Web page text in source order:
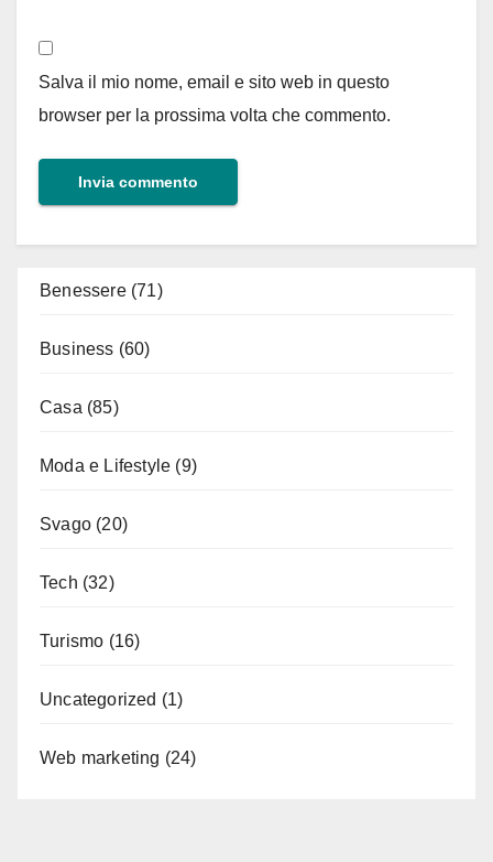
Salva il mio nome, email e sito web in questo
browser per la prossima volta che commento.
Benessere(71)
Business (60)
Casa (85)
Moda e Lifestyle (9)
Svago (20)
Tech (32)
Turismo (16)
Uncategorized (1)
Web marketing (24)